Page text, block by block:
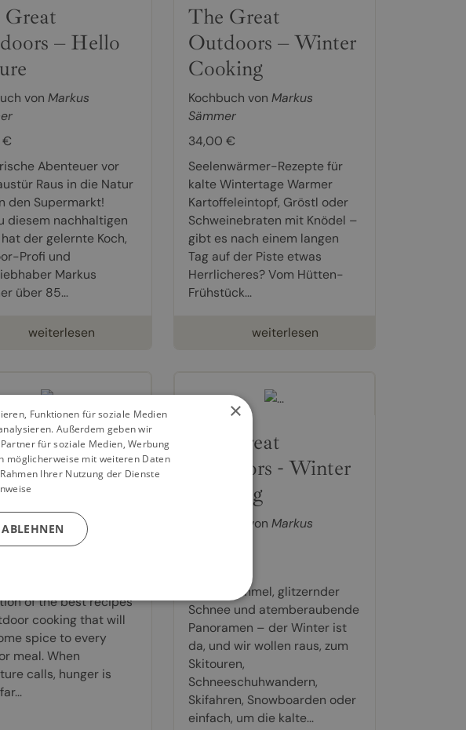
– Hello
von Markus
€
Abenteuer vor
Raus in die Natur
den Supermarkt!
diesem nachhaltigen
der gelernte Koch,
Profi und
Markus
über 85...
weiterlesen
The Great
Outdoors – Winter
Cooking
Kochbuch von Markus
Sämmer
34,00 €
Seelenwärmer-Rezepte für
kalte Wintertage Warmer
Kartoffeleintopf, Gröstl oder
Schweinebraten mit Knödel –
gibt es nach einem langen
Tag auf der Piste etwas
Herrlicheres? Vom Hütten-
Frühstück...
weiterlesen
Great
von
makes you hungry!
of the best recipes
cooking that will
spice to every
meal. When
calls, hunger is
The Great
Outdoors - Winter
Cooking
Kochbuch von Markus
Blauer Himmel, glitzernder
Schnee und atemberaubende
Panoramen – der Winter ist
da, und wir wollen raus, zum
Skitouren,
Schneeschuhwandern,
Skifahren, Snowboarden oder
einfach, um die kalte...
×
Funktionen für soziale Medien
Außerdem geben wir
für soziale Medien, Werbung
möglicherweise mit weiteren Daten
Ihrer Nutzung der Dienste
ABLEHNEN